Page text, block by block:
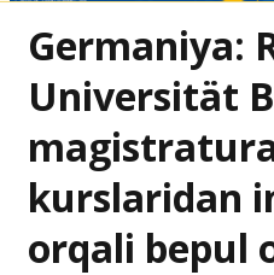
Germaniya:
Universität
kurslaridan
orqali bepul